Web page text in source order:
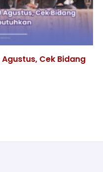
Agustus, Cek Bidang